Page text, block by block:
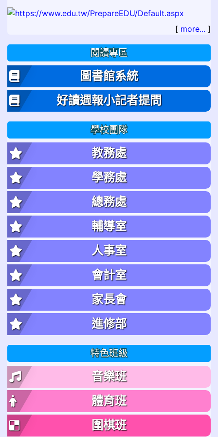
[ more... ]
閱讀專區
圖書館系統
好讀週報小記者提問
學校團隊
教務處
學務處
總務處
輔導室
人事室
會計室
家長會
進修部
特色班級
音樂班
體育班
圍棋班